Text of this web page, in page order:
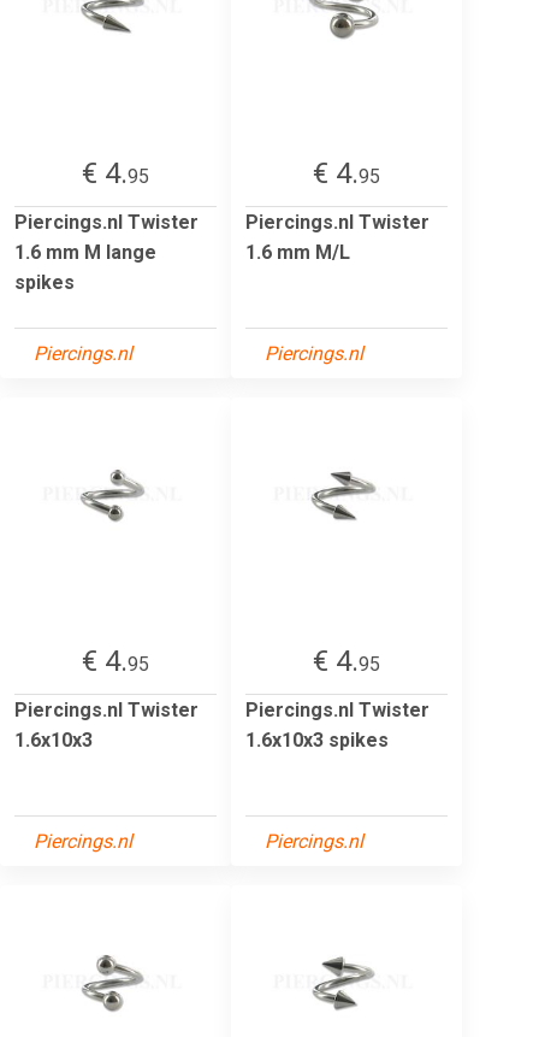
€ 4.95
Piercings.nl Twister
1.6 mm M lange
spikes
Piercings.nl
€ 4.95
Piercings.nl Twister
1.6 mm M/L
Piercings.nl
€ 4.95
Piercings.nl Twister
1.6x10x3
Piercings.nl
€ 4.95
Piercings.nl Twister
1.6x10x3 spikes
Piercings.nl